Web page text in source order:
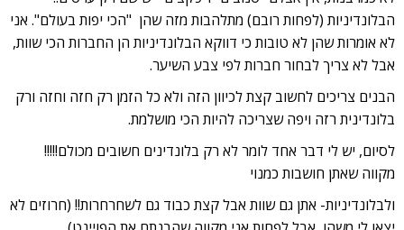
format_underlined קו תחתון קישורים
font_download סמן קישורים
אפס
את
כל
cached
הבלונדיניות (לפחות רובם) מתלהבות מזה שהן "הכי יפות בעולם". אני
לא אומרות שהן לא טובות כי דווקא הבלונדיניות הן החברות הכי שוות,
אבל לא צריך לבחור חברות לפי צבע השיער.
הבנים צריכים לחשוב קצת לכיוון הזה ולא כל הזמן רק חזה וחזה ורק
בלונדינית רזה ויפה שצריכה להיות הכי מושלמת.
לסיום, יש לי דבר אחד לומר לא רק בלונדינים חשובים מכולם!!!!!
מקווה שאתן חושבות כמנוי
ולבלונדיניות- אתן גם שוות אבל קצת כבוד גם לשחרחרות!! (חרוזים לא